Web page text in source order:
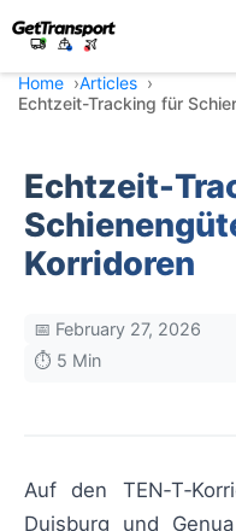
Home
Articles
Echtzeit-Tracking für
Echtzeit-
Korridoren
📅 February 27, 2026
⏱️ 5 Min
Auf den
Duisburg und